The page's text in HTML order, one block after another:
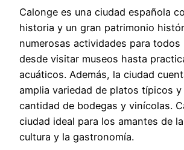
Calonge es una ciudad española
historia y un gran patrimonio
numerosas actividades para
desde visitar museos hasta
acuáticos. Además, la ciudad
amplia variedad de platos típicos y
cantidad de bodegas y vinícolas.
ciudad ideal para los amantes de
cultura y la gastronomía.